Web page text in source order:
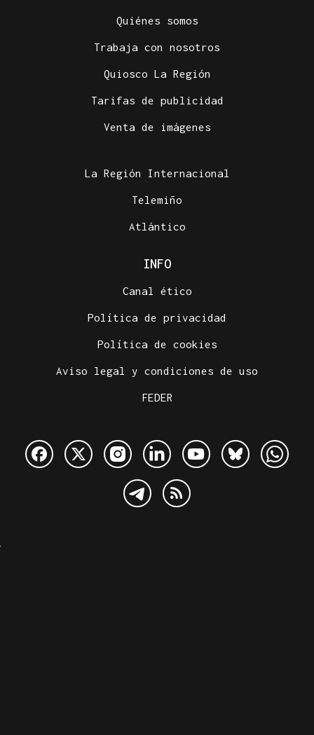
Quiénes somos
Trabaja con nosotros
Quiosco La Región
Tarifas de publicidad
Venta de imágenes
La Región Internacional
Telemiño
Atlántico
INFO
Canal ético
Política de privacidad
Política de cookies
Aviso legal y condiciones de uso
FEDER